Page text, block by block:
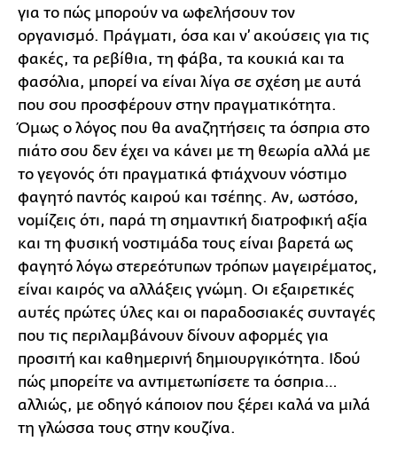
για το πώς μπορούν να ωφελήσουν τον
οργανισμό. Πράγματι, όσα και ν’ ακούσεις για τις
φακές, τα ρεβίθια, τη φάβα, τα κουκιά και τα
φασόλια, μπορεί να είναι λίγα σε σχέση με αυτά
που σου προσφέρουν στην πραγματικότητα.
Όμως ο λόγος που θα αναζητήσεις τα όσπρια στο
πιάτο σου δεν έχει να κάνει με τη θεωρία αλλά με
το γεγονός ότι πραγματικά φτιάχνουν νόστιμο
φαγητό παντός καιρού και τσέπης. Αν, ωστόσο,
νομίζεις ότι, παρά τη σημαντική διατροφική αξία
και τη φυσική νοστιμάδα τους είναι βαρετά ως
φαγητό λόγω στερεότυπων τρόπων μαγειρέματος,
είναι καιρός να αλλάξεις γνώμη. Οι εξαιρετικές
αυτές πρώτες ύλες και οι παραδοσιακές συνταγές
που τις περιλαμβάνουν δίνουν αφορμές για
προσιτή και καθημερινή δημιουργικότητα. Ιδού
πώς μπορείτε να αντιμετωπίσετε τα όσπρια…
αλλιώς, με οδηγό κάποιον που ξέρει καλά να μιλά
τη γλώσσα τους στην κουζίνα.